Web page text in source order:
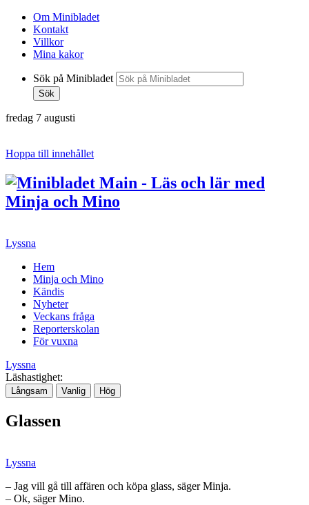
Om Minibladet
Kontakt
Villkor
Mina kakor
Sök på Minibladet
Sök
fredag 7 augusti
Hoppa till innehållet
Lyssna
Hem
Minja och Mino
Kändis
Nyheter
Veckans fråga
Reporterskolan
För vuxna
Lyssna
Läshastighet:
Långsam Vanlig Hög
Glassen
Lyssna
– Jag vill gå till affären och köpa glass, säger Minja.
– Ok, säger Mino.